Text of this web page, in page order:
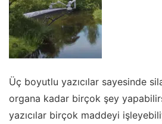
Üç boyutlu yazıcılar sayesinde
organa kadar birçok şey
yazıcılar birçok maddeyi